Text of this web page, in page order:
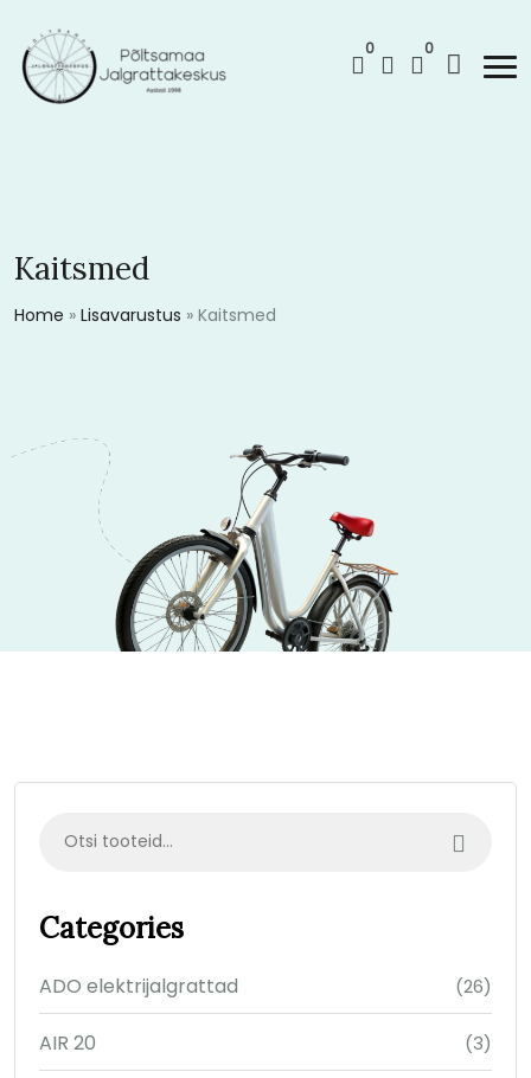
0 0
Kaitsmed
Home » Lisavarustus » Kaitsmed
Categories
ADO elektrijalgrattad (26)
AIR 20 (3)